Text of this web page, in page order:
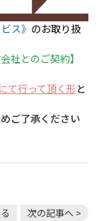
ス》 のお取り扱
会社とのご契約】
て行って頂く形と
ご了承ください
次の記事へ >